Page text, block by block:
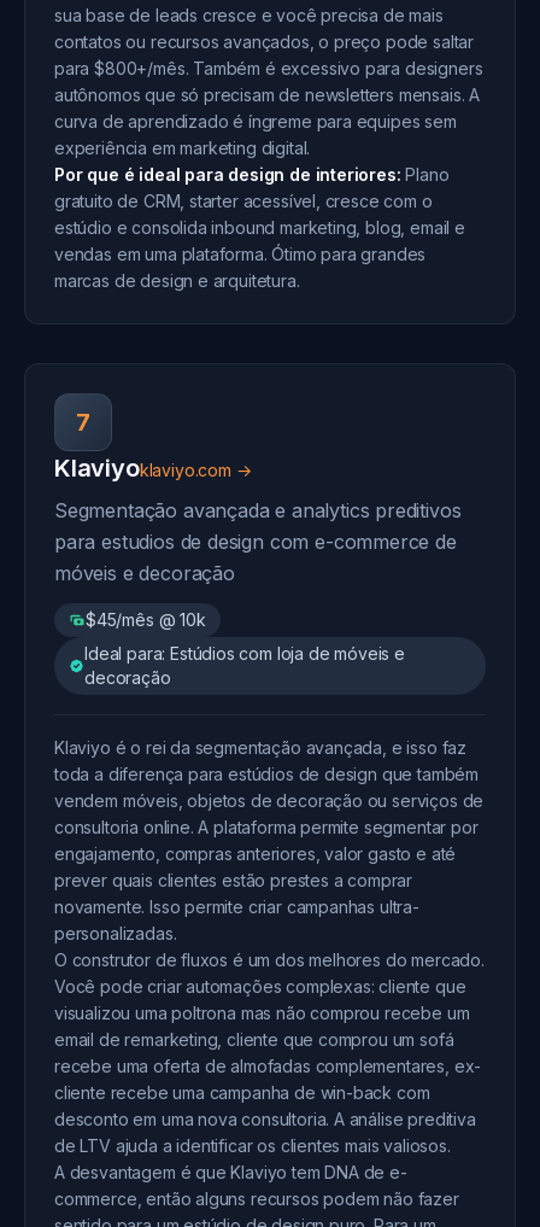
sua base de leads cresce e você precisa de mais
contatos ou recursos avançados, o preço pode saltar
para $800+/mês. Também é excessivo para designers
autônomos que só precisam de newsletters mensais. A
curva de aprendizado é íngreme para equipes sem
experiência em marketing digital.
Por que é ideal para design de interiores: Plano
gratuito de CRM, starter acessível, cresce com o
estúdio e consolida inbound marketing, blog, email e
vendas em uma plataforma. Ótimo para grandes
marcas de design e arquitetura.
7
Klaviyoklaviyo.com →
Segmentação avançada e analytics preditivos
para estudios de design com e-commerce de
móveis e decoração
$45/mês @ 10k
Ideal para: Estúdios com loja de móveis e
decoração
Klaviyo é o rei da segmentação avançada, e isso faz
toda a diferença para estúdios de design que também
vendem móveis, objetos de decoração ou serviços de
consultoria online. A plataforma permite segmentar por
engajamento, compras anteriores, valor gasto e até
prever quais clientes estão prestes a comprar
novamente. Isso permite criar campanhas ultra-
personalizadas.
O construtor de fluxos é um dos melhores do mercado.
Você pode criar automações complexas: cliente que
visualizou uma poltrona mas não comprou recebe um
email de remarketing, cliente que comprou um sofá
recebe uma oferta de almofadas complementares, ex-
cliente recebe uma campanha de win-back com
desconto em uma nova consultoria. A análise preditiva
de LTV ajuda a identificar os clientes mais valiosos.
A desvantagem é que Klaviyo tem DNA de e-
commerce, então alguns recursos podem não fazer